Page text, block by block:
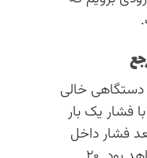
دستگاهی خالی
کنیم ۳۹ لیتر با فشار یک بار
۱۰ ثانیه بعد فشار داخل